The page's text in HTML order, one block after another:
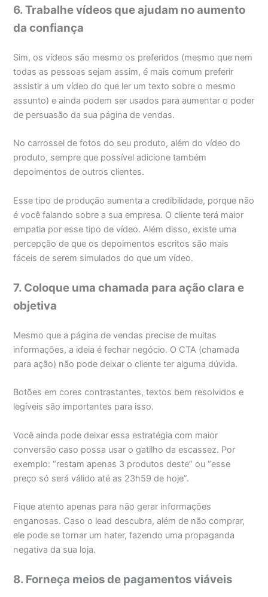
6. Trabalhe vídeos que ajudam no aumento
da confiança
Sim, os vídeos são mesmo os preferidos (mesmo que nem
todas as pessoas sejam assim, é mais comum preferir
assistir a um vídeo do que ler um texto sobre o mesmo
assunto) e ainda podem ser usados para aumentar o poder
de persuasão da sua página de vendas.
No carrossel de fotos do seu produto, além do vídeo do
produto, sempre que possível adicione também
depoimentos de outros clientes.
Esse tipo de produção aumenta a credibilidade, porque não
é você falando sobre a sua empresa. O cliente terá maior
empatia por esse tipo de vídeo. Além disso, existe uma
percepção de que os depoimentos escritos são mais
fáceis de serem simulados do que um vídeo.
7. Coloque uma chamada para ação clara e
objetiva
Mesmo que a página de vendas precise de muitas
informações, a ideia é fechar negócio. O CTA (chamada
para ação) não pode deixar o cliente ter alguma dúvida.
Botões em cores contrastantes, textos bem resolvidos e
legíveis são importantes para isso.
Você ainda pode deixar essa estratégia com maior
conversão caso possa usar o gatilho da escassez. Por
exemplo: “restam apenas 3 produtos deste” ou “esse
preço só será válido até as 23h59 de hoje”.
Fique atento apenas para não gerar informações
enganosas. Caso o lead descubra, além de não comprar,
ele pode se tornar um hater, fazendo uma propaganda
negativa da sua loja.
8. Forneça meios de pagamentos viáveis